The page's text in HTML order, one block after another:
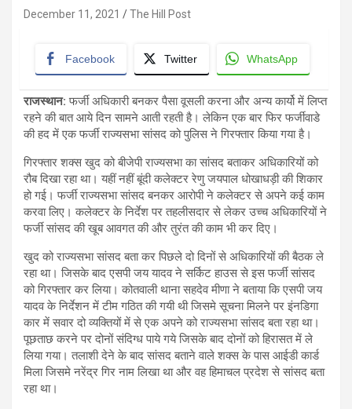
December 11, 2021 The Hill Post
Facebook Twitter WhatsApp
राजस्थान:फर्जी अधिकारी बनकर पैसा वूसली करना और अन्य कार्यो में लिप्त
रहने की बात आये दिन सामने आती रहती है। लेकिन एक बार फिर फर्जीवाडे
की हद में एक फर्जी राज्यसभा सांसद को पुलिस ने गिरफ्तार किया गया है।
गिरफ्तार शक्स खुद को बीजेपी राज्यसभा का सांसद बताकर अधिकारियों को
रौब दिखा रहा था। यहीं नहीं बूंदी कलेक्टर रेणु जयपाल धोखाधड़ी की शिकार
हो गई। फर्जी राज्यसभा सांसद बनकर आरोपी ने कलेक्टर से अपने कई काम
करवा लिए। कलेक्टर के निर्देश पर तहलीसदार से लेकर उच्च अधिकारियों ने
फर्जी सांसद की खूब आवगत की और तुरंत की काम भी कर दिए।
खुद को राज्यसभा सांसद बता कर पिछले दो दिनों से अधिकारियों की बैठक ले
रहा था। जिसके बाद एसपी जय यादव ने सर्किट हाउस से इस फर्जी सांसद
को गिरफ्तार कर लिया। कोतवाली थाना सहदेव मीणा ने बताया कि एसपी जय
यादव के निर्देशन में टीम गठित की गयी थी जिसमे सूचना मिलने पर इंनडिगा
कार में सवार दो व्यक्तियों में से एक अपने को राज्यसभा सांसद बता रहा था।
पूछताछ करने पर दोनों संदिग्ध पाये गये जिसके बाद दोनों को हिरासत में ले
लिया गया। तलाशी देने के बाद सांसद बताने वाले शक्स के पास आईडी कार्ड
मिला जिसमे नरेंद्र गिर नाम लिखा था और वह हिमाचल प्रदेश से सांसद बता
रहा था।